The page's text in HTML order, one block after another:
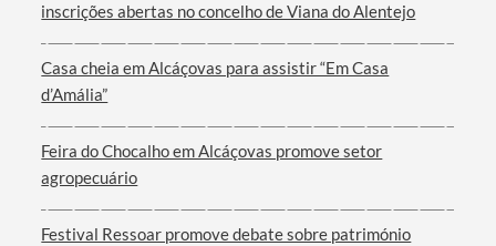
Filtros
inscrições abertas no concelho de Viana do Alentejo
Casa cheia em Alcáçovas para assistir “Em Casa
d’Amália”
Feira do Chocalho em Alcáçovas promove setor
agropecuário
Festival Ressoar promove debate sobre património